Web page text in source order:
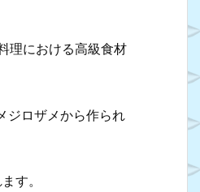
理における高級食材
ジロザメから作られ
す。